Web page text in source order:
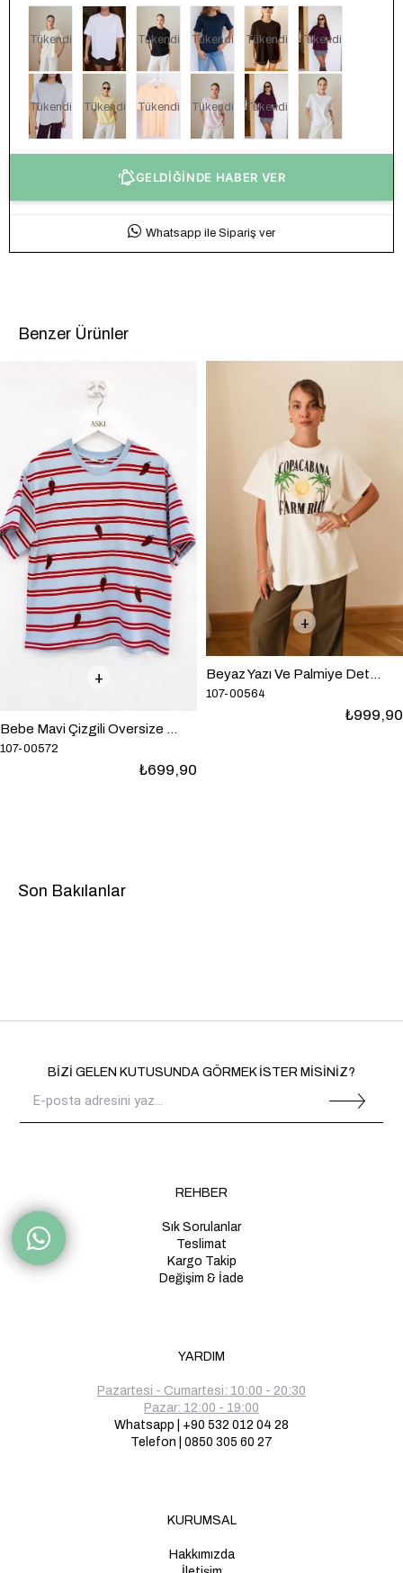
Tükendi Tükendi Tükendi Tükendi Tükendi
Tükendi Tükendi Tükendi Tükendi Tükendi
GELDİĞİNDE HABER VER
Whatsapp ile Sipariş ver
Benzer Ürünler
Bebe Mavi Çizgili Oversize Boncuk İşlemeli T-Shirt
107-00572
₺699,90
Beyaz Yazı Ve Palmiye Detaylı Oversize T-Shirt
107-00564
₺999,90
Son Bakılanlar
BİZİ GELEN KUTUSUNDA GÖRMEK İSTER MİSİNİZ?
REHBER
Sık Sorulanlar
Teslimat
Kargo Takip
Değişim & İade
YARDIM
Pazartesi - Cumartesi: 10:00 - 20:30
Pazar: 12:00 - 19:00
Whatsapp | +90 532 012 04 28
Telefon | 0850 305 60 27
KURUMSAL
Hakkımızda